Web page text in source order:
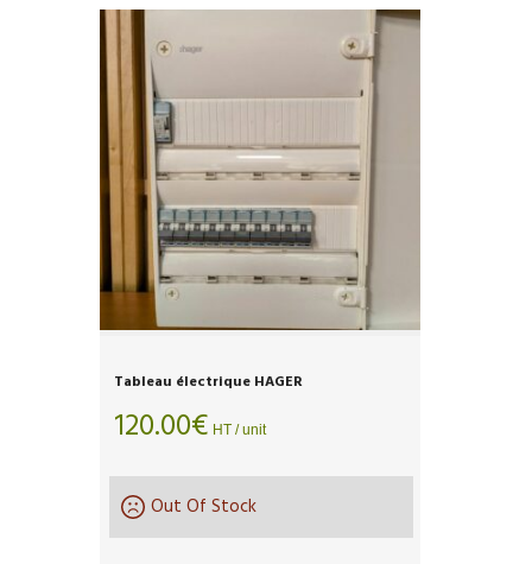
Tableau électrique HAGER
120.00€ HT / unit
Out Of Stock